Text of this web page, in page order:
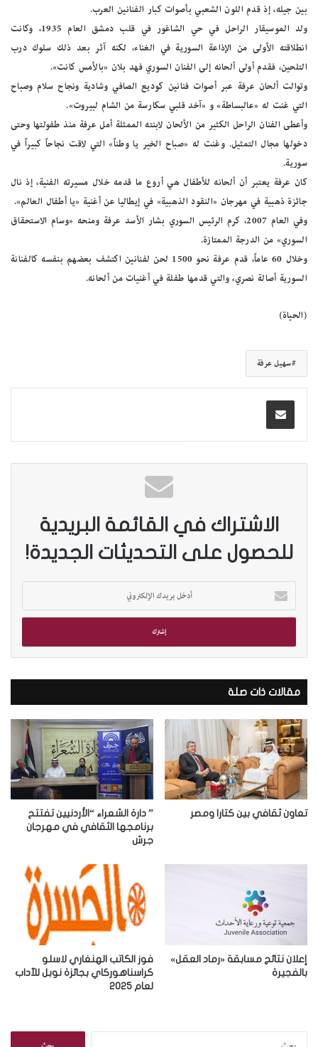
بين جيله، إذ قدم اللون الشعبي بأصوات كبار الفنانين العرب.
ولد الموسيقار الراحل في حي الشاغور في قلب دمشق العام 1935، وكانت
انطلاقته الأولى من الإذاعة السورية في الغناء، لكنه آثر بعد ذلك سلوك درب
التلحين، فقدم أولى ألحانه إلى الفنان السوري فهد بلان «بالأمس كانت».
وتوالت ألحان عرفة عبر أصوات فنانين كوديع الصافي وشادية ونجاح سلام وصباح
التي غنت له «عالبساطة» و «آخد قلبي سكارسة من الشام لبيروت».
وأعطى الفنان الراحل الكثير من الألحان لابنته الممثلة أمل عرفة منذ طفولتها وحتى
دخولها مجال التمثيل. وغنت له «صباح الخير يا وطناً» التي لاقت نجاحاً كبيراً في
سورية.
كان عرفة يعتبر أن ألحانه للأطفال هي أروع ما قدمه خلال مسيرته الفنية، إذ نال
جائزة ذهبية في مهرجان «النقود الذهبية» في إيطاليا عن أغنية «يا أطفال العالم».
وفي العام 2007، كرم الرئيس السوري بشار الأسد عرفة ومنحه «وسام الاستحقاق
السوري» من الدرجة الممتازة.
وخلال 60 عاماً، قدم عرفة نحو 1500 لحن لفنانين اكتشف بعضهم بنفسه كالفنانة
السورية أصالة نصري، والتي قدمها طفلة في أغنيات من ألحانه.
(الحياة)
سهيل عرفة
الاشتراك في القائمة البريدية
للحصول على التحديثات الجديدة!
خ
ب
ي
د
ك
ا
ل
إ
ل
ت
ر
مقالات ذات صلة
تعاون ثقافي بين كتارا ومصر
” دارة الشعراء “الأردنيين تفتتح
برنامجها الثقافي في مهرجان
جرش
إعلان نتائج مسابقة «رماد العقل»
بالفجيرة
فوز الكاتب الهنغاري لاسلو
كراسناهوركاي بجائزة نوبل للآداب
لعام 2025